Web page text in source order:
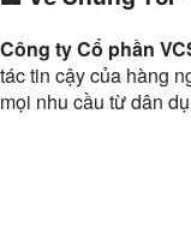
Công ty Cổ phần
tác tin cậy của hàng
mọi nhu cầu từ dân